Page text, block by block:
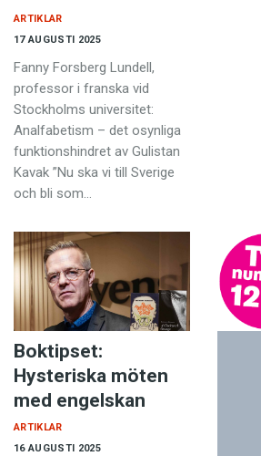
17 AUGUSTI 2025
ARTIKLAR
Fanny Forsberg Lundell,
professor i franska vid
Stockholms universitet:
Analfabetism – det osynliga
funktionshindret av Gulistan
Kavak ”Nu ska vi till Sverige
och bli som…
Boktipset:
Hysteriska möten
med engelskan
16 AUGUSTI 2025
ARTIKLAR